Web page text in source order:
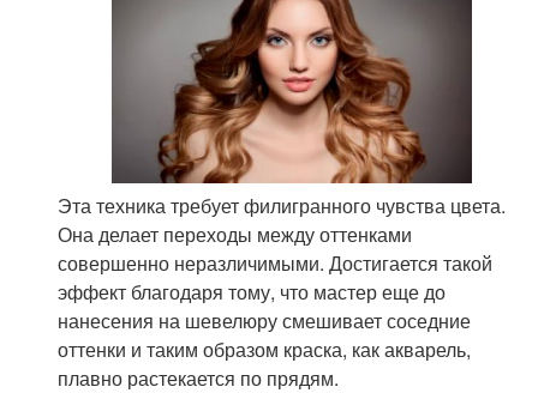
Эта техника требует филигранного чувства цвета.
Она делает переходы между оттенками
совершенно неразличимыми. Достигается такой
эффект благодаря тому, что мастер еще до
нанесения на шевелюру смешивает соседние
оттенки и таким образом краска, как акварель,
плавно растекается по прядям.